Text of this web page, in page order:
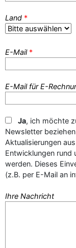
Land *
E-Mail *
E-Mail für E-
Ja, ich möchte
Newsletter
Aktualisierungen
Entwicklungen rund
werden. Dieses
(z.B. per E-Mail an
Ihre Nachricht